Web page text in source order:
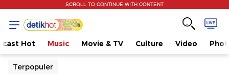
SCROLL TO CONTINUE WITH CONTENT
Hot Music Movie & TV Culture Video
Terpopuler